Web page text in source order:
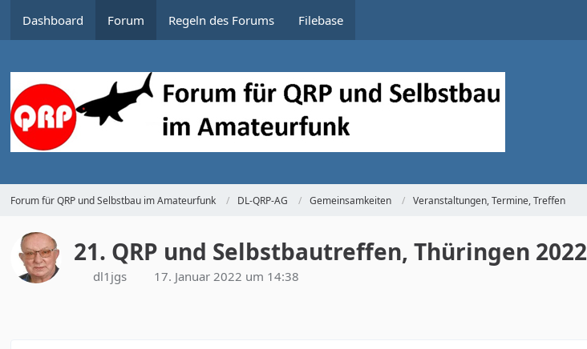
Dashboard Forum Regeln des Forums Filebase
Forum für QRP und Selbstbau im Amateurfunk DL-QRP-AG Gemeinsamkeiten Veranstaltungen, Termine, Treffen
21. QRP und Selbstbautreffen, Thüringen 2022
dl1jgs 17. Januar 2022 um 14:38